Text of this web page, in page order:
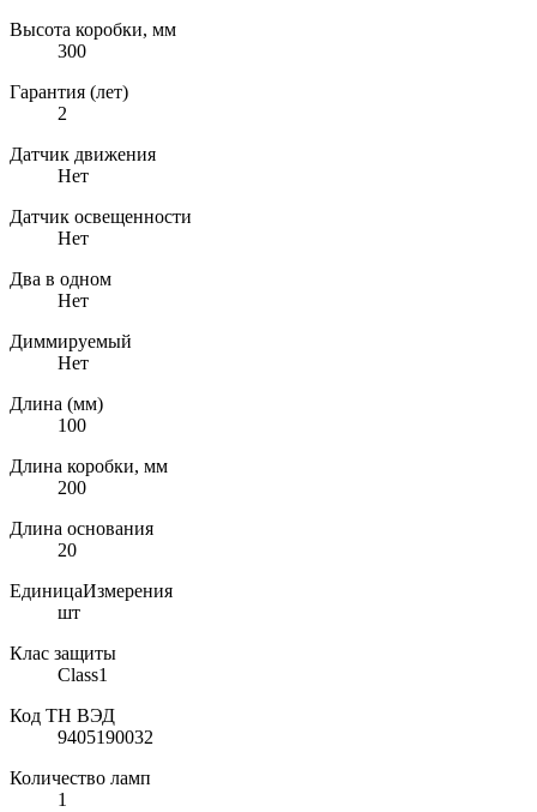
Высота коробки, мм
300
Гарантия (лет)
2
Датчик движения
Нет
Датчик освещенности
Нет
Два в одном
Нет
Диммируемый
Нет
Длина (мм)
100
Длина коробки, мм
200
Длина основания
20
ЕдиницаИзмерения
шт
Клас защиты
Class1
Код ТН ВЭД
9405190032
Количество ламп
1